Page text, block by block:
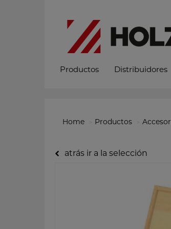
Productos Distribuidores
Home Productos
atrás ir a la selección